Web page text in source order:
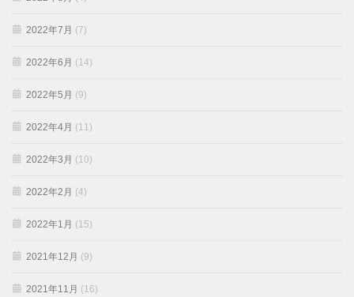
2022年7月 (7)
2022年6月 (14)
2022年5月 (9)
2022年4月 (11)
2022年3月 (10)
2022年2月 (4)
2022年1月 (15)
2021年12月 (9)
2021年11月 (16)